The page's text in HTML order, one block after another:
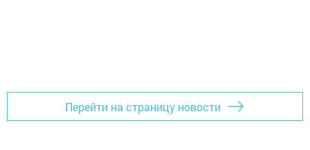
Перейти на страницу новости